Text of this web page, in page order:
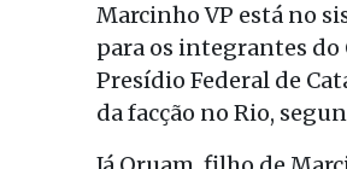
Marcinho VP está no
para os integrantes do
Presídio Federal de
da facção no Rio,